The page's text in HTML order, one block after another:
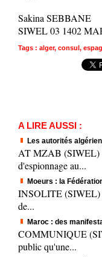
Sakina SEBBANE
SIWEL 03 1402
Tags : alger, consul,
A LIRE AUSSI :
Les autorités
AT MZAB (SIWEL)
d'espionnage au...
Moeurs : la
INSOLITE (SIWEL)
de...
Maroc : des
COMMUNIQUE
public qu'une...